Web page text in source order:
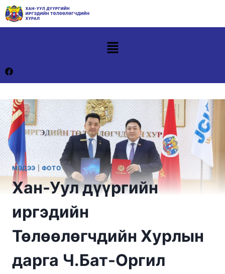
МЭДЭЭ ФОТО
Хан-Уул дүүргийн
иргэдийн
Төлөөлөгчдийн Хурлын
дарга Ч.Бат-Оргил